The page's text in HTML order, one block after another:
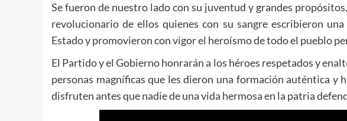
Se fueron de nuestro lado con su juventud y grandes
revolucionario de ellos quienes con su sangre escribieron
Estado y promovieron con vigor el heroísmo de todo el pueblo
El Partido y el Gobierno honrarán a los héroes respetados y
personas magníficas que les dieron una formación auténtica y
disfruten antes que nadie de una vida hermosa en la patria